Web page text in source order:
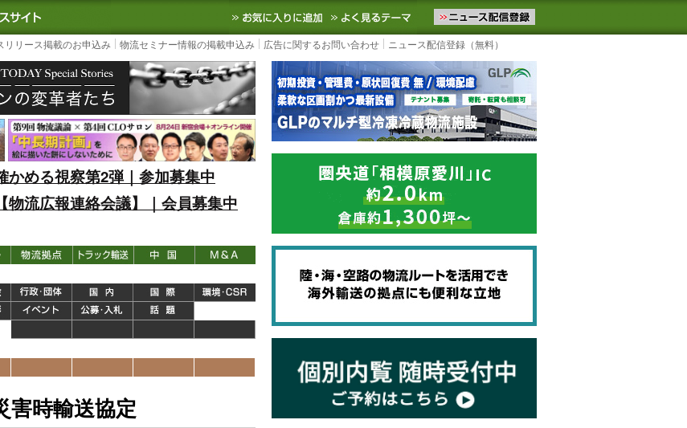
国内最大の物流ニュースサイト3PL, SCMなど国内外の最新の物流ニュースをお届けします。物流ニュースメール配信を登録す
お気に入りに追加 よく見るテーマ
リリース掲載のお申込み 物流セミナー情報の掲載申込み 広告に関するお問い合わせ ニュース配信登録（無料）
める視察第2弾｜参加募集中
流広報連絡会議】｜会員募集中
害時輸送協定